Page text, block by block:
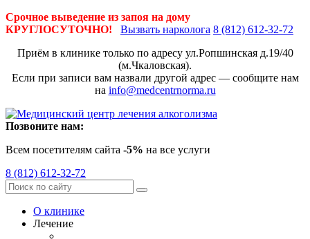
Срочное выведение из запоя на дому
КРУГЛОСУТОЧНО!
Вызвать нарколога 8 (812) 612-32-72
Приём в клинике только по адресу ул.Ропшинская д.19/40
(м.Чкаловская).
Если при записи вам назвали другой адрес — сообщите нам
на info@medcentrnorma.ru
Позвоните нам:
Всем посетителям сайта -5% на все услуги
8 (812) 612-32-72
О клинике
Лечение